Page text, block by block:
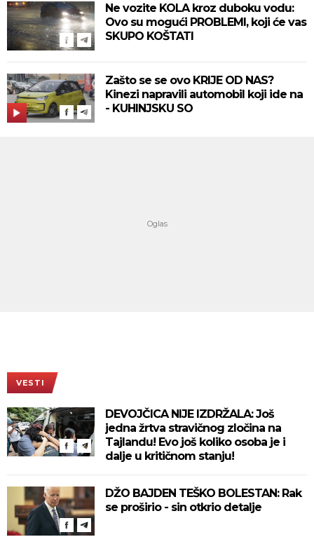
Ne vozite KOLA kroz duboku vodu:
Ovo su mogući PROBLEMI, koji će vas
SKUPO KOŠTATI
Zašto se se ovo KRIJE OD NAS?
Kinezi napravili automobil koji ide na
- KUHINJSKU SO
VESTI
DEVOJČICA NIJE IZDRŽALA: Još
jedna žrtva stravičnog zločina na
Tajlandu! Evo još koliko osoba je i
dalje u kritičnom stanju!
DŽO BAJDEN TEŠKO BOLESTAN: Rak
se proširio - sin otkrio detalje